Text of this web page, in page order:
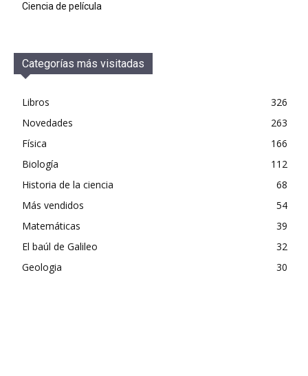
Ciencia de película
Categorías más visitadas
Libros
326
Novedades
263
Física
166
Biología
112
Historia de la ciencia
68
Más vendidos
54
Matemáticas
39
El baúl de Galileo
32
Geologia
30